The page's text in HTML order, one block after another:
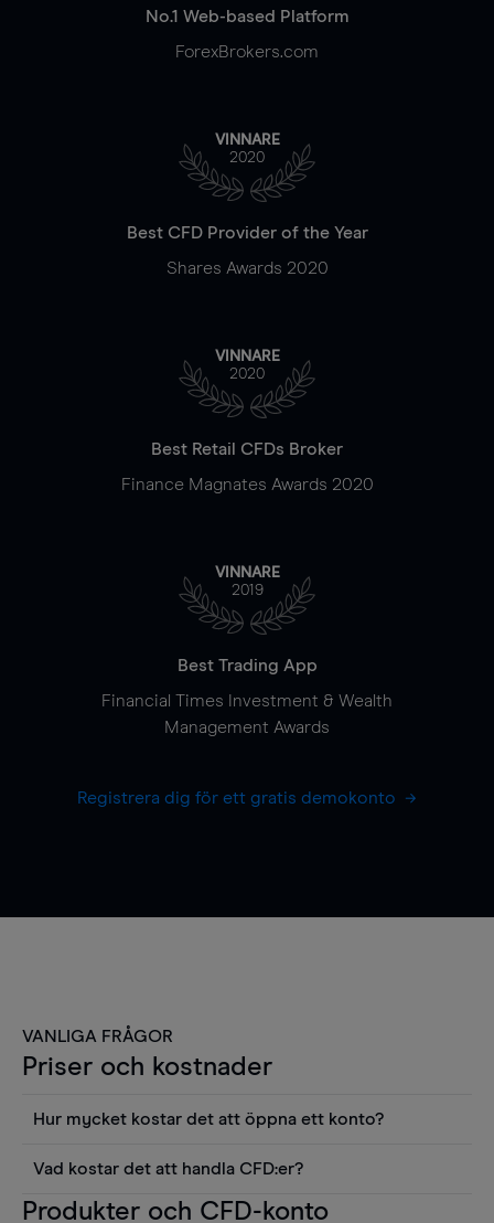
No.1 Web-based Platform
ForexBrokers.com
VINNARE
2020
Best CFD Provider of the Year
Shares Awards 2020
VINNARE
2020
Best Retail CFDs Broker
Finance Magnates Awards 2020
VINNARE
2019
Best Trading App
Financial Times Investment & Wealth
Management Awards
Registrera dig för ett gratis demokonto
VANLIGA FRÅGOR
Priser och kostnader
Hur mycket kostar det att öppna ett konto?
använda sådana verktyg som diagram, Reuters
Vad kostar det att handla CFD:er?
Det är en rad kostnader att tänka på när man
Produkter och CFD-konto